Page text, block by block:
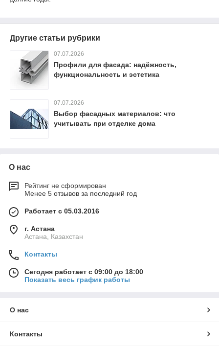
Другие статьи рубрики
07.07.2026
Профили для фасада: надёжность,
функциональность и эстетика
07.07.2026
Выбор фасадных материалов: что
учитывать при отделке дома
О нас
Рейтинг не сформирован
Менее 5 отзывов за последний год
Работает с 05.03.2016
г. Астана
Астана, Казахстан
Контакты
Сегодня работает с 09:00 до 18:00
Показать весь график работы
О нас
Контакты